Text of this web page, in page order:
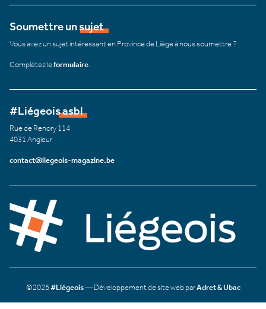
Soumettre un sujet
Vous avez un sujet intéressant en Province de Liège à nous soumettre ?
Complétez leformulaire
#Liégeois asbl
Rue de Renory 114
4031 Angleur
contact@liegeois-magazine.be
©2026#Liégeois— Développement de site web parAdret & Ubac